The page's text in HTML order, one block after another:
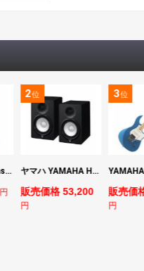
Fender Stratocaster Cutting Board カッティングボード（まな板）
円
2位
ヤマハ YAMAHA HS7 パワードスタジオモニタースピーカー×2本
販売価格 53,200
円
3位
販売価
円